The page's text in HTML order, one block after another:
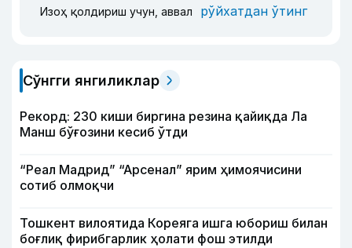
Изоҳ қолдириш учун, аввал рўйхатдан ўтинг
Сўнгги янгиликлар
Рекорд: 230 киши биргина резина қайиқда Ла
Манш бўғозини кесиб ўтди
“Реал Мадрид” “Арсенал” ярим ҳимоячисини
сотиб олмоқчи
Тошкент вилоятида Кореяга ишга юбориш билан
боғлиқ фирибгарлик ҳолати фош этилди